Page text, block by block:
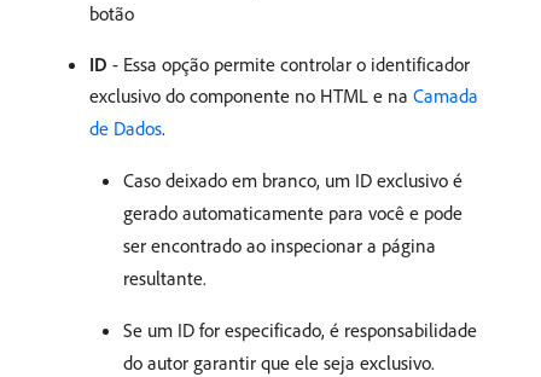
botão
ID - Essa opção permite controlar o identificador
exclusivo do componente no HTML e na Camada
de Dados.
Caso deixado em branco, um ID exclusivo é
gerado automaticamente para você e pode
ser encontrado ao inspecionar a página
resultante.
Se um ID for especificado, é responsabilidade
do autor garantir que ele seja exclusivo.